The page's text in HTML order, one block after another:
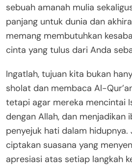
sebuah amanah mulia
panjang untuk dunia dan
memang membutuhkan
cinta yang tulus dari Anda
Ingatlah, tujuan kita bukan
sholat dan membaca Al-
tetapi agar mereka mencintai
dengan Allah, dan menjadikan
penyejuk hati dalam hidupnya.
ciptakan suasana yang
apresiasi atas setiap langkah